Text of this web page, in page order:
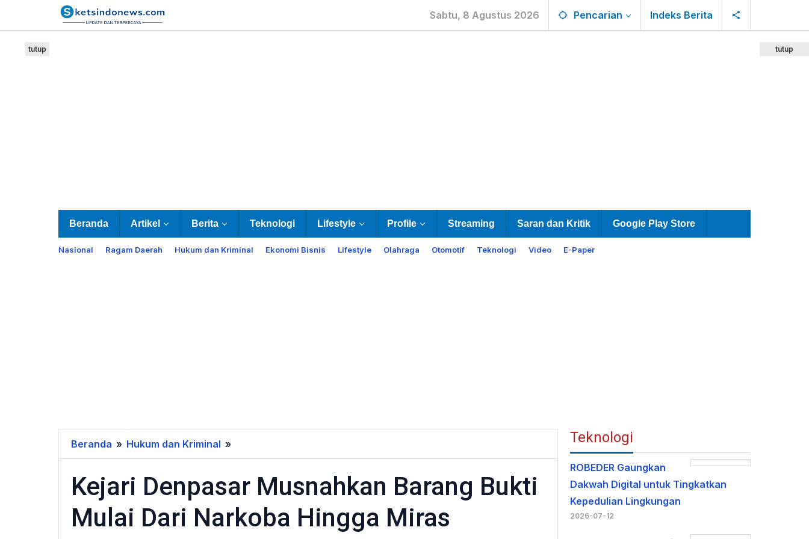
Sabtu, 8 Agustus 2026 Pencarian Indeks Berita
Beranda Artikel Berita Teknologi Lifestyle Profile Streaming Saran dan Kritik Google Play Store
Nasional Ragam Daerah Hukum dan Kriminal Ekonomi Bisnis Lifestyle Olahraga Otomotif Teknologi Video E-Paper
tutup tutup
Beranda » Hukum dan Kriminal »
Denpasar
Musnahkan
Barang
Bukti
Mulai
Kejari Denpasar Musnahkan Barang Bukti
Mulai Dari Narkoba Hingga Miras
Teknologi
ROBEDER Gaungkan
Dakwah Digital untuk Tingkatkan
Kepedulian Lingkungan
2026-07-12